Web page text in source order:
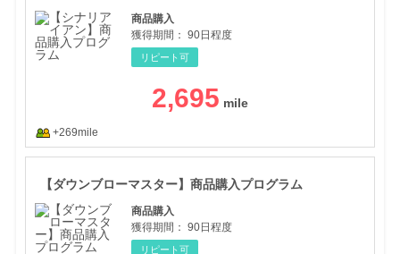
商品購入
獲得期間： 90日程度
リピート可
2,695
+269mile
【ダウンブローマスター】商品購入プログラム
商品購入
獲得期間： 90日程度
リピート可